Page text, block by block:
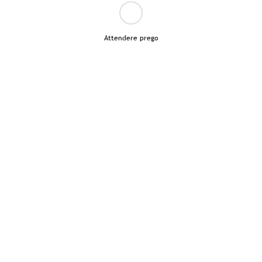
Attendere prego